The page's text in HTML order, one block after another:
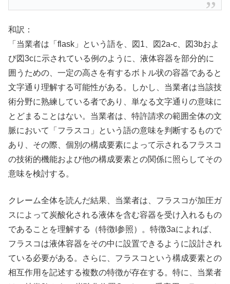
和訳：
「当業者は「flask」という語を、図1、図2a-c、図3bおよ
び図3cに示されている例のように、液体容器を部分的に
囲うための、一定の高さを有するボトル状の容器であると
文字通り理解する可能性がある。しかし、当業者は当該技
術分野に熟練している者であり、単なる文字通りの意味に
とどまることはない。当業者は、特許請求の範囲全体の文
脈において「フラスコ」という語の意味を判断するもので
あり、その際、個別の構成要素によって示されるフラスコ
の技術的機能および他の構成要素との関係に照らしてその
意味を検討する。
クレーム全体を読んだ結果、当業者は、フラスコが加圧ガ
スによって炭酸化される液体を含む容器を受け入れるもの
であることを理解する（特徴I参照）。特徴3aによれば、
フラスコは液体容器をその中に設置できるように設計され
ている必要がある。さらに、フラスコという構成要素との
相互作用を記述する複数の特徴が存在する。特に、当業者